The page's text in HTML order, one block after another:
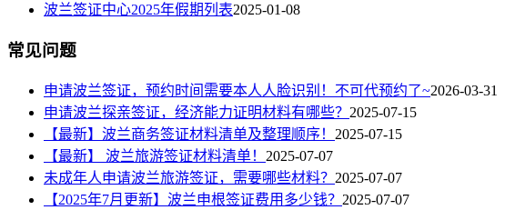
波兰签证中心2025年假期列表2025-01-08
常见问题
申请波兰签证，预约时间需要本人人脸识别！不可代预约了~2026-03-31
申请波兰探亲签证，经济能力证明材料有哪些？ 2025-07-15
【最新】波兰商务签证材料清单及整理顺序！ 2025-07-15
【最新】 波兰旅游签证材料清单！ 2025-07-07
未成年人申请波兰旅游签证，需要哪些材料？ 2025-07-07
【2025年7月更新】波兰申根签证费用多少钱？ 2025-07-07